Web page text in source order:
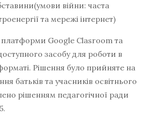
війни: часта
та мережі інтернет)
Google Clasroom та
засобу для роботи в
Рішення було прийняте на
батьків та учасників освітнього
рішенням педагогічної ради